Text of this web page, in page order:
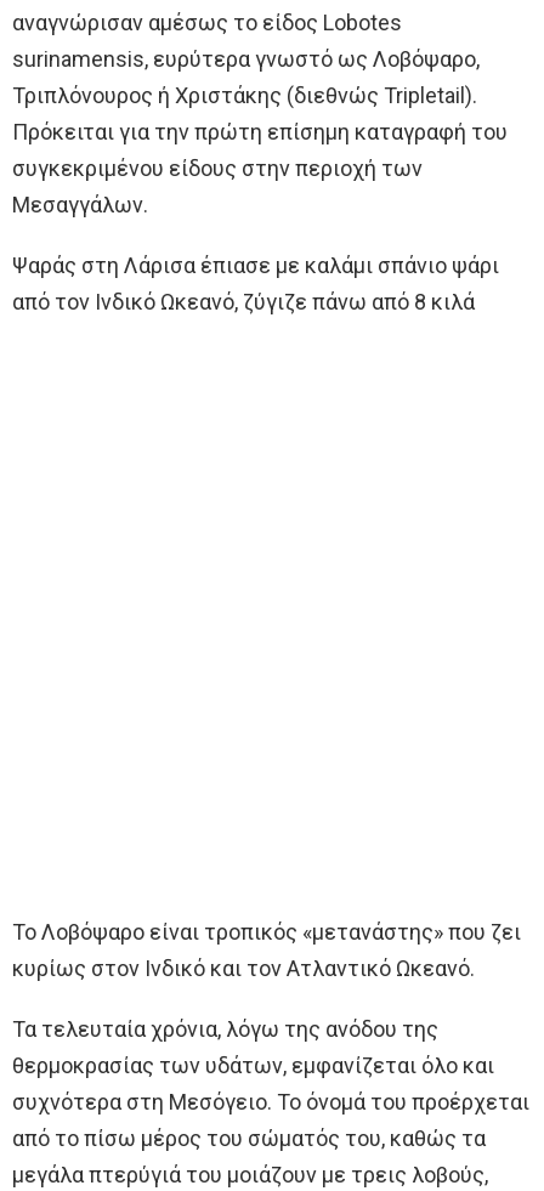
αναγνώρισαν αμέσως το είδος Lobotes
surinamensis, ευρύτερα γνωστό ως Λοβόψαρο,
Τριπλόνουρος ή Χριστάκης (διεθνώς Tripletail).
Πρόκειται για την πρώτη επίσημη καταγραφή του
συγκεκριμένου είδους στην περιοχή των
Μεσαγγάλων.
Ψαράς στη Λάρισα έπιασε με καλάμι σπάνιο ψάρι
από τον Ινδικό Ωκεανό, ζύγιζε πάνω από 8 κιλά
Το Λοβόψαρο είναι τροπικός «μετανάστης» που ζει
κυρίως στον Ινδικό και τον Ατλαντικό Ωκεανό.
Τα τελευταία χρόνια, λόγω της ανόδου της
θερμοκρασίας των υδάτων, εμφανίζεται όλο και
συχνότερα στη Μεσόγειο. Το όνομά του προέρχεται
από το πίσω μέρος του σώματός του, καθώς τα
μεγάλα πτερύγιά του μοιάζουν με τρεις λοβούς,